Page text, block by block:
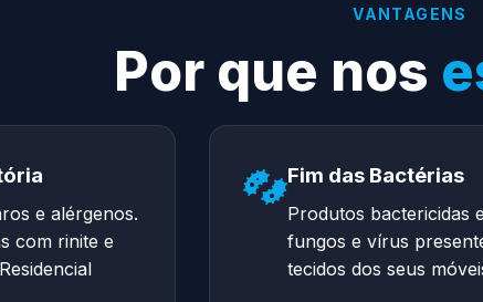
VANTAGENS
Por que nos
e alérgenos.
com rinite e
Fim das Bactérias
Produtos bactericidas
fungos e vírus
tecidos dos seus